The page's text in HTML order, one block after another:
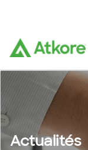
Actualités